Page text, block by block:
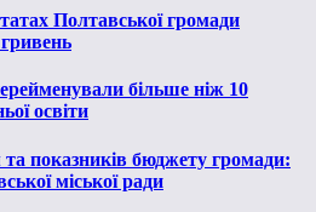
Полтавської громади
більше ніж 10
освіти
показників бюджету громади:
міської ради